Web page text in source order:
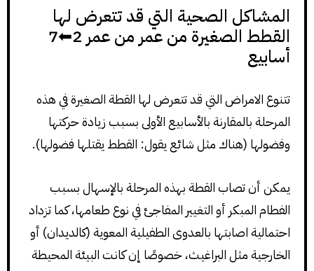
المشاكل الصحية التي قد تتعرض لها
القطط الصغيرة من عمر من عمر 2⬅7
أسابيع
تتنوع الامراض التي قد تتعرض لها القطة الصغيرة في هذه
المرحلة بالمقارنة بالأسابيع الأولى بسبب زيادة حركتها
وفضولها (هناك مثل شائع يقول: القطط يقتلها فضولها).
يمكن أن تصاب القطة بهذه المرحلة بالإسهال بسبب
الفطام المبكر أو التغيير المفاجئ في نوع طعامها، كما تزداد
احتمالية اصابتها بالعدوى الطفيلية المعوية (كالديدان) أو
الخارجية مثل البراغيث، خصوصًا إن كانت البيئة المحيطة